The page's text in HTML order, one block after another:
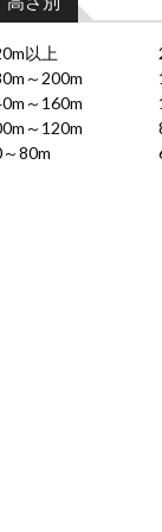
以上
～200m
～160m
～120m
80m